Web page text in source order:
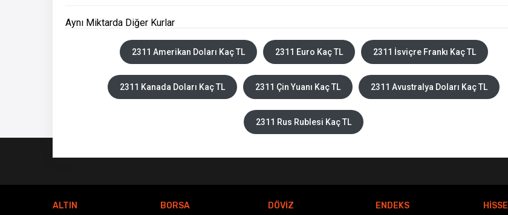
Aynı Miktarda Diğer Kurlar
2311 Amerikan Doları Kaç TL 2311 Euro Kaç TL 2311 İsviçre Frankı Kaç TL
2311 Kanada Doları Kaç TL 2311 Çin Yuanı Kaç TL 2311 Avustralya Doları Kaç TL
2311 Rus Rublesi Kaç TL
ALTIN BORSA DÖVİZ ENDEKS HİSSE